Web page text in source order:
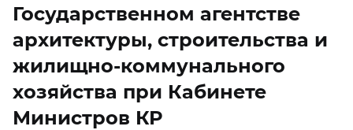
Государственном агентстве
архитектуры, строительства и
жилищно-коммунального
хозяйства при Кабинете
Министров КР